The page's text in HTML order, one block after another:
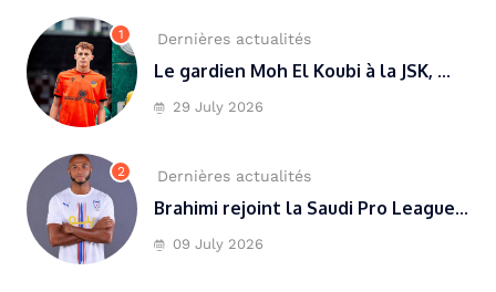
1 Dernières actualités
Le gardien Moh El Koubi à la JSK, ...
29 July 2026
2 Dernières actualités
Brahimi rejoint la Saudi Pro League...
09 July 2026